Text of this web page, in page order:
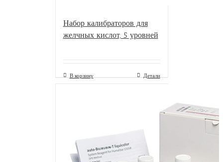
Набор калибраторов для
желчных кислот, 5 уровней
В корзину Детали